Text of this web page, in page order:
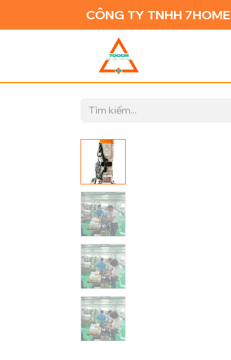
CÔNG TY TNHH 7HOME